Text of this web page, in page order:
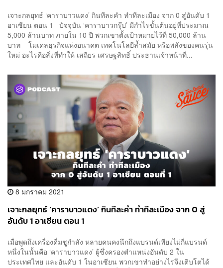
เจาะกลยุทธ์ ‘คาราบาวแดง’ กินทีละคำ ทำทีละเมือง จาก 0 สู่อันดับ 1
อาเซียน ตอน 1 ปัจจุบัน ‘คาราบาวกรุ๊ป’ มีกำไรขั้นต้นอยู่ที่ประมาณ
5,000 ล้านบาท ภายใน 10 ปี พวกเขาตั้งเป้าหมายไว้ที่ 50,000 ล้าน
บาท โมเดลธุรกิจแห่งอนาคต เทคโนโลยีล้ำสมัย หรือพลังของคนรุ่น
ใหม่ อะไรคือสิ่งที่ทำให้ เสถียร เศรษฐสิทธิ์ ประธานเจ้าหน้าที่...
8 มกราคม 2021
เจาะกลยุทธ์ ‘คาราบาวแดง’ กินทีละคำ ทำทีละเมือง จาก 0 สู่
อันดับ 1 อาเซียน ตอน 1
เมื่อพูดถึงเครื่องดื่มชูกำลัง หลายคนคงนึกถึงแบรนด์เพียงไม่กี่แบรนด์
หนึ่งในนั้นคือ ‘คาราบาวแดง’ ผู้ซึ่งครองตำแหน่งอันดับ 2 ใน
ประเทศไทย และอันดับ 1 ในอาเซียน พวกเขาทำอย่างไรจึงเติบโตได้